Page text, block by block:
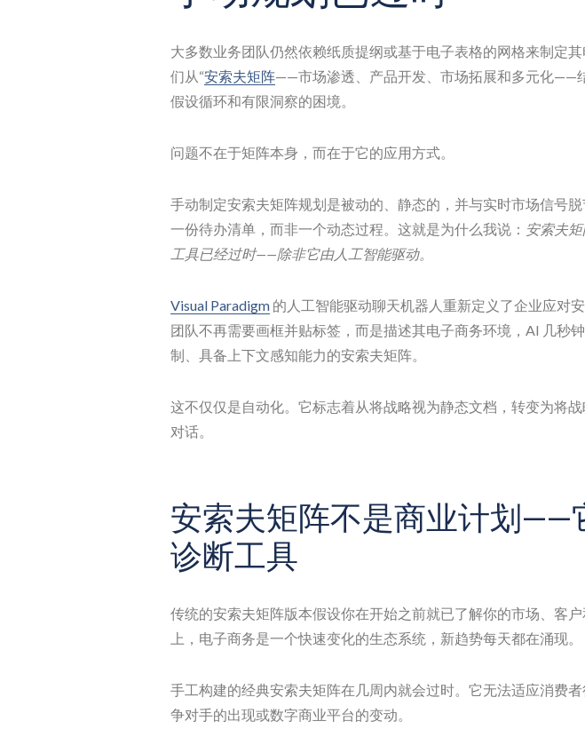
大多数业务团队仍然依赖纸质提纲或基于电子表格的网格来制定
们从“安索夫矩阵——市场渗透、产品开发、市场拓展和多元化——
假设循环和有限洞察的困境。
问题不在于矩阵本身，而在于它的应用方式。
手动制定安索夫矩阵规划是被动的、静态的，并与实时市场信号
一份待办清单，而非一个动态过程。这就是为什么我说： 安索夫
工具已经过时——除非它由人工智能驱动。
Visual Paradigm 的人工智能驱动聊天机器人重新定义了企业应对安
团队不再需要画框并贴标签，而是描述其电子商务环境，AI 几秒
制、具备上下文感知能力的安索夫矩阵。
这不仅仅是自动化。它标志着从将战略视为静态文档，转变为将
对话。
安索夫矩阵不是商业计划——
诊断工具
传统的安索夫矩阵版本假设你在开始之前就已了解你的市场、客
上，电子商务是一个快速变化的生态系统，新趋势每天都在涌现。
手工构建的经典安索夫矩阵在几周内就会过时。它无法适应消费
争对手的出现或数字商业平台的变动。